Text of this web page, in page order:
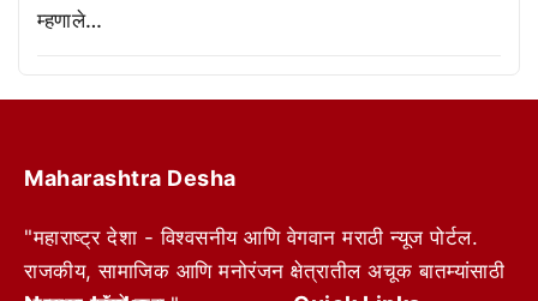
म्हणाले…
Maharashtra Desha
"महाराष्ट्र देशा - विश्वसनीय आणि वेगवान मराठी न्यूज पोर्टल.
राजकीय, सामाजिक आणि मनोरंजन क्षेत्रातील अचूक बातम्यांसाठी